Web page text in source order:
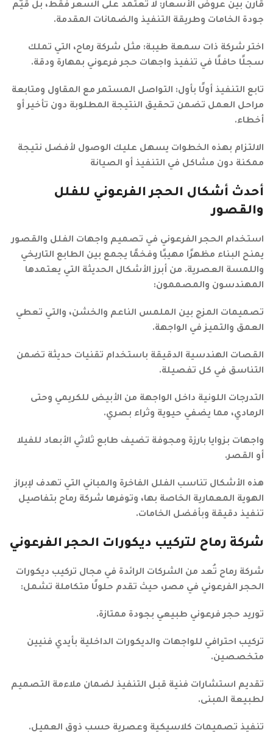
قارن بين عروض الأسعار: لا تعتمد على السعر فقط، بل قيّم
جودة الخامات وطريقة التنفيذ والضمانات المقدمة.
اختر شركة ذات سمعة طيبة: مثل شركة رماح، التي تملك
سجلًا حافلًا في تنفيذ واجهات حجر فرعوني بمهارة ودقة.
تابع التنفيذ أولًا بأول: التواصل المستمر مع المقاول ومتابعة
مراحل العمل تضمن تحقيق النتيجة المطلوبة دون تأخير أو
أخطاء.
الالتزام بهذه الخطوات يسهل عليك الوصول لأفضل نتيجة
ممكنة دون مشاكل في التنفيذ أو الصيانة
أحدث أشكال الحجر الفرعوني للفلل
والقصور
استخدام الحجر الفرعوني في تصميم واجهات الفلل والقصور
يمنح البناء مظهرًا مهيبًا وفخمًا يجمع بين الطابع التاريخي
واللمسة العصرية. من أبرز الأشكال الحديثة التي يعتمدها
المهندسون والمصممون:
تصميمات المزج بين الملمس الناعم والخشن، والتي تعطي
العمق والتميز في الواجهة.
القصات الهندسية الدقيقة باستخدام تقنيات حديثة تضمن
التناسق في كل تفصيلة.
التدرجات اللونية داخل الواجهة من الأبيض للكريمي وحتى
الرمادي، مما يضفي حيوية وثراء بصري.
واجهات بزوايا بارزة ومجوفة تضيف طابع ثلاثي الأبعاد للفيلا
أو القصر.
هذه الأشكال تناسب الفلل الفاخرة والمباني التي تهدف لإبراز
الهوية المعمارية الخاصة بها، وتوفرها شركة رماح بتفاصيل
تنفيذ دقيقة وبأفضل الخامات.
شركة رماح لتركيب ديكورات الحجر الفرعوني
شركة رماح تُعد من الشركات الرائدة في مجال تركيب ديكورات
الحجر الفرعوني في مصر، حيث تقدم حلولًا متكاملة تشمل:
توريد حجر فرعوني طبيعي بجودة ممتازة.
تركيب احترافي للواجهات والديكورات الداخلية بأيدي فنيين
متخصصين.
تقديم استشارات فنية قبل التنفيذ لضمان ملاءمة التصميم
لطبيعة المبنى.
تنفيذ تصميمات كلاسيكية وعصرية حسب ذوق العميل.